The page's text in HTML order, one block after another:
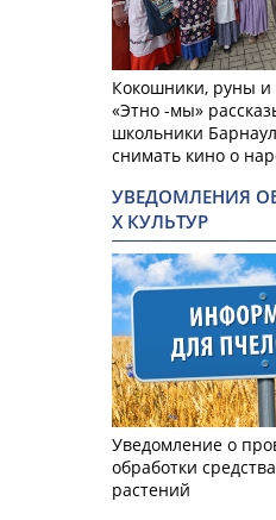
Кокошники, руны и
«Этно -мы»
школьники
снимать кино о
УВЕДОМЛЕНИЯ
Х КУЛЬТУР
Уведомление о
обработки
растений